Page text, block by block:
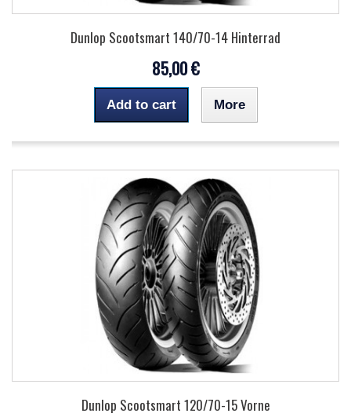
Dunlop Scootsmart 140/70-14 Hinterrad
85,00 €
Add to cart More
Dunlop Scootsmart 120/70-15 Vorne